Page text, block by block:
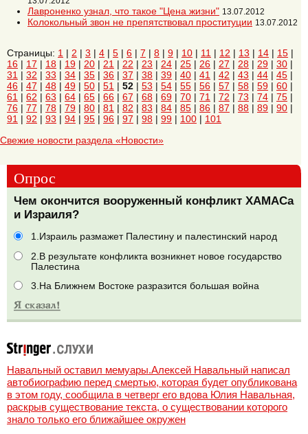
Лавроненко узнал, что такое "Цена жизни" 13.07.2012
Колокольный звон не препятствовал проституции 13.07.2012
Страницы: 1 | 2 | 3 | 4 | 5 | 6 | 7 | 8 | 9 | 10 | 11 | 12 | 13 | 14 | 15 |
16 | 17 | 18 | 19 | 20 | 21 | 22 | 23 | 24 | 25 | 26 | 27 | 28 | 29 | 30 |
31 | 32 | 33 | 34 | 35 | 36 | 37 | 38 | 39 | 40 | 41 | 42 | 43 | 44 | 45 |
46 | 47 | 48 | 49 | 50 | 51 | 52 | 53 | 54 | 55 | 56 | 57 | 58 | 59 | 60 |
61 | 62 | 63 | 64 | 65 | 66 | 67 | 68 | 69 | 70 | 71 | 72 | 73 | 74 | 75 |
76 | 77 | 78 | 79 | 80 | 81 | 82 | 83 | 84 | 85 | 86 | 87 | 88 | 89 | 90 |
91 | 92 | 93 | 94 | 95 | 96 | 97 | 98 | 99 | 100 | 101
Свежие новости раздела «Новости»
Опрос
Чем окончится вооруженный конфликт ХАМАСа
и Израиля?
1.Израиль размажет Палестину и палестинский народ
2.В результате конфликта возникнет новое государство
Палестина
3.На Ближнем Востоке разразится большая война
Навальный оставил мемуары.Алексей Навальный написал
автобиографию перед смертью, которая будет опубликована
в этом году, сообщила в четверг его вдова Юлия Навальная,
раскрыв существование текста, о существовании которого
знало только его ближайшее окружен